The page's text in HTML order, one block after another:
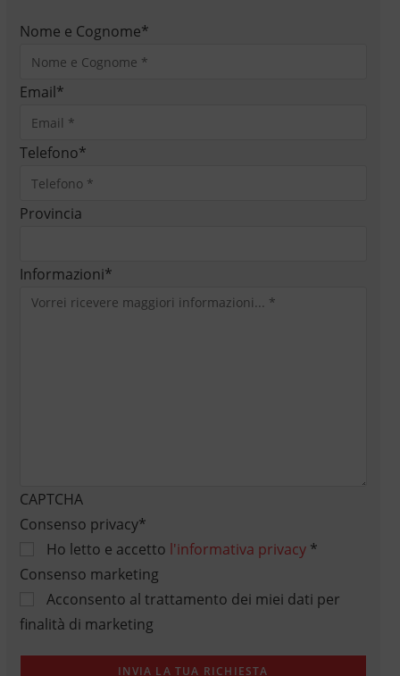
Nome e Cognome*
Email*
Telefono*
Provincia
Informazioni*
CAPTCHA
Consenso privacy*
Ho letto e accetto l'informativa privacy*
Consenso marketing
Acconsento al trattamento dei miei dati per
finalità di marketing